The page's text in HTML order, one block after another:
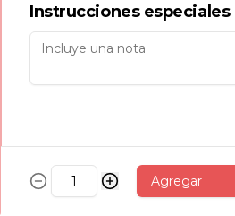
$75.00
CAFÉ
Instrucciones especiales
Agregar